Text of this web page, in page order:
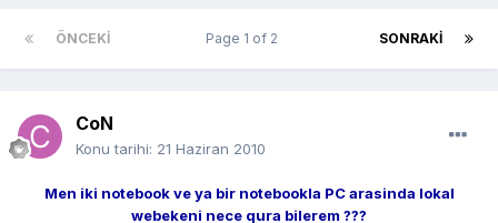
ÖNCEKI SONRAKI
Page 1 of 2
CoN
Konu tarihi: 21 Haziran 2010
Men iki notebook ve ya bir notebookla PC arasinda lokal
webekeni nece qura bilerem ???